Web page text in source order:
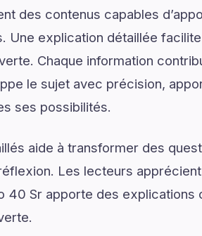
des contenus capables
Une explication détaillée
Chaque information
le sujet avec précision,
ses possibilités.
aide à transformer des
Les lecteurs
40 Sr apporte des explications